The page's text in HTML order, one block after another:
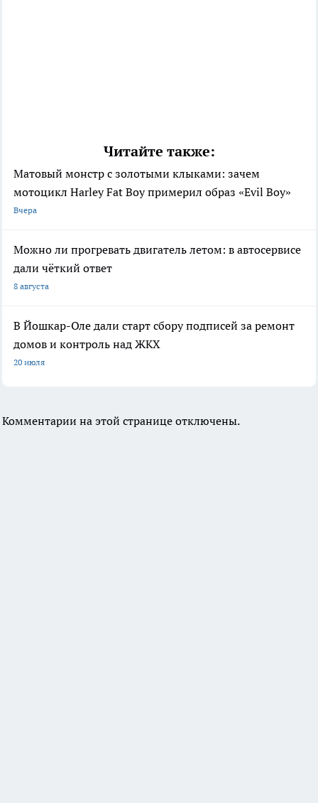
Читайте также:
Матовый монстр с золотыми клыками: зачем
мотоцикл Harley Fat Boy примерил образ «Evil Boy»
Вчера
Можно ли прогревать двигатель летом: в автосервисе
дали чёткий ответ
8 августа
В Йошкар-Оле дали старт сбору подписей за ремонт
домов и контроль над ЖКХ
20 июля
Комментарии на этой странице отключены.